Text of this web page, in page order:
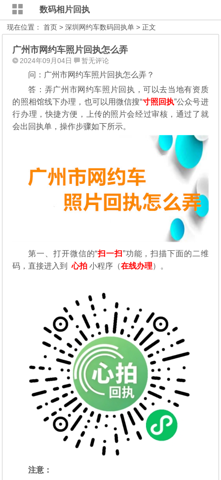
数码相片回执
现在位置：首页 >深圳网约车数码回执单 > 正文
广州市网约车照片回执怎么弄
2024年09月04日 暂无评论
问：广州市网约车照片回执怎么弄？
答：弄广州市网约车照片回执，可以去当地有资质
的照相馆线下办理，也可以用微信搜“寸照回执”公众号进
行办理，快捷方便，上传的照片会经过审核，通过了就
会出回执单，操作步骤如下所示。
第一、打开微信的“扫一扫”功能，扫描下面的二维
码，直接进入到心拍 小程序（在线办理）。
注意：